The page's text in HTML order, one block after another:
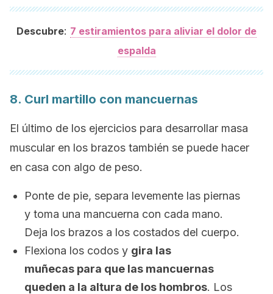
Descubre: 7 estiramientos para aliviar el dolor de
espalda
8. Curl martillo con mancuernas
El último de los ejercicios para desarrollar masa
muscular en los brazos también se puede hacer
en casa con algo de peso.
Ponte de pie, separa levemente las piernas
y toma una mancuerna con cada mano.
Deja los brazos a los costados del cuerpo.
Flexiona los codos y gira las
muñecas para que las mancuernas
queden a la altura de los hombros. Los